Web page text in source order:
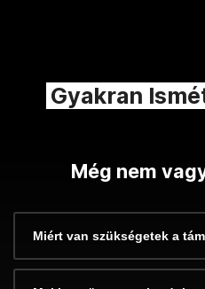
Gyakran
Még nem
Miért van szükségetek a